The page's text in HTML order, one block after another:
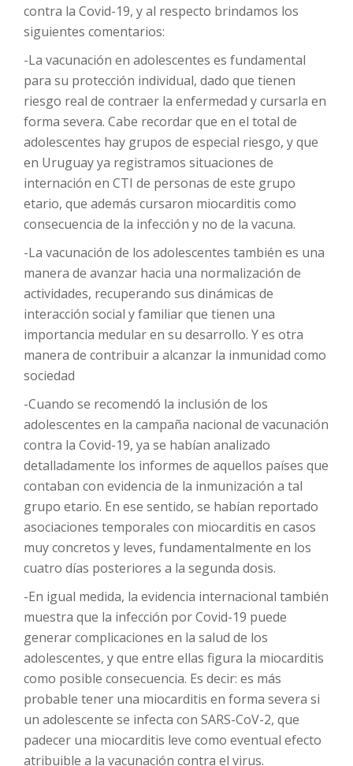
contra la Covid-19, y al respecto brindamos los
siguientes comentarios:
-La vacunación en adolescentes es fundamental
para su protección individual, dado que tienen
riesgo real de contraer la enfermedad y cursarla en
forma severa. Cabe recordar que en el total de
adolescentes hay grupos de especial riesgo, y que
en Uruguay ya registramos situaciones de
internación en CTI de personas de este grupo
etario, que además cursaron miocarditis como
consecuencia de la infección y no de la vacuna.
-La vacunación de los adolescentes también es una
manera de avanzar hacia una normalización de
actividades, recuperando sus dinámicas de
interacción social y familiar que tienen una
importancia medular en su desarrollo. Y es otra
manera de contribuir a alcanzar la inmunidad como
sociedad
-Cuando se recomendó la inclusión de los
adolescentes en la campaña nacional de vacunación
contra la Covid-19, ya se habían analizado
detalladamente los informes de aquellos países que
contaban con evidencia de la inmunización a tal
grupo etario. En ese sentido, se habían reportado
asociaciones temporales con miocarditis en casos
muy concretos y leves, fundamentalmente en los
cuatro días posteriores a la segunda dosis.
-En igual medida, la evidencia internacional también
muestra que la infección por Covid-19 puede
generar complicaciones en la salud de los
adolescentes, y que entre ellas figura la miocarditis
como posible consecuencia. Es decir: es más
probable tener una miocarditis en forma severa si
un adolescente se infecta con SARS-CoV-2, que
padecer una miocarditis leve como eventual efecto
atribuible a la vacunación contra el virus.